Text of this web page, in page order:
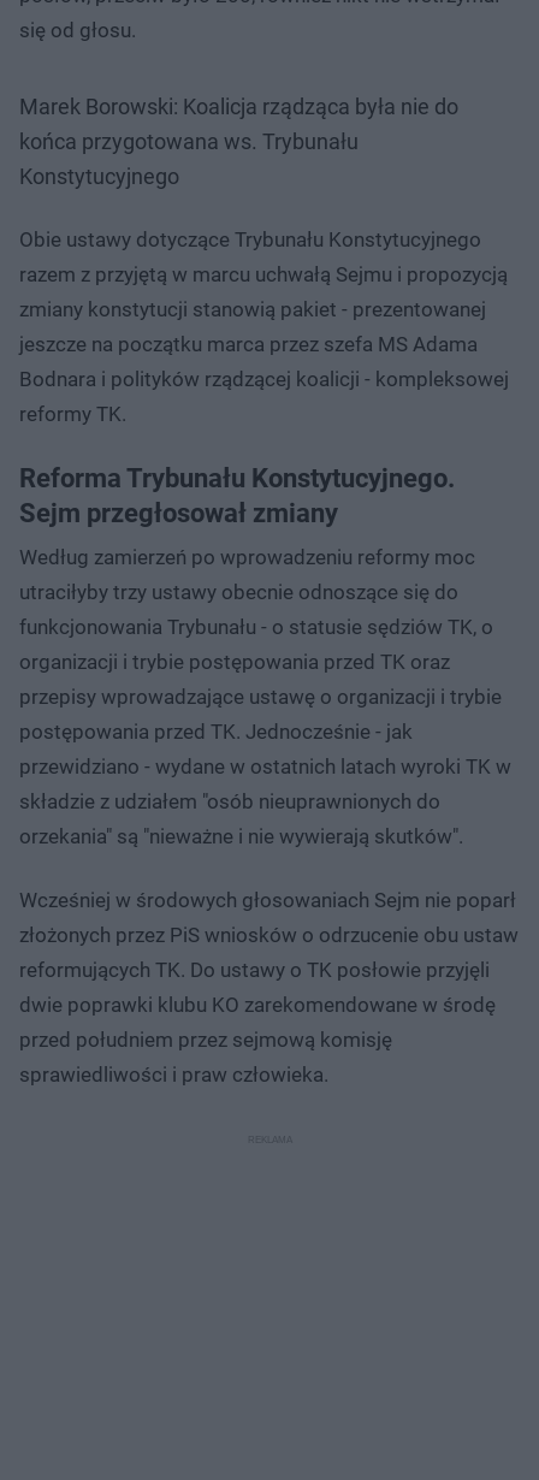
się od głosu.
Marek Borowski: Koalicja rządząca była nie do
końca przygotowana ws. Trybunału
Konstytucyjnego
Obie ustawy dotyczące Trybunału Konstytucyjnego
razem z przyjętą w marcu uchwałą Sejmu i propozycją
zmiany konstytucji stanowią pakiet - prezentowanej
jeszcze na początku marca przez szefa MS Adama
Bodnara i polityków rządzącej koalicji - kompleksowej
reformy TK.
Reforma Trybunału Konstytucyjnego.
Sejm przegłosował zmiany
Według zamierzeń po wprowadzeniu reformy moc
utraciłyby trzy ustawy obecnie odnoszące się do
funkcjonowania Trybunału - o statusie sędziów TK, o
organizacji i trybie postępowania przed TK oraz
przepisy wprowadzające ustawę o organizacji i trybie
postępowania przed TK. Jednocześnie - jak
przewidziano - wydane w ostatnich latach wyroki TK w
składzie z udziałem "osób nieuprawnionych do
orzekania" są "nieważne i nie wywierają skutków".
Wcześniej w środowych głosowaniach Sejm nie poparł
złożonych przez PiS wniosków o odrzucenie obu ustaw
reformujących TK. Do ustawy o TK posłowie przyjęli
dwie poprawki klubu KO zarekomendowane w środę
przed południem przez sejmową komisję
sprawiedliwości i praw człowieka.